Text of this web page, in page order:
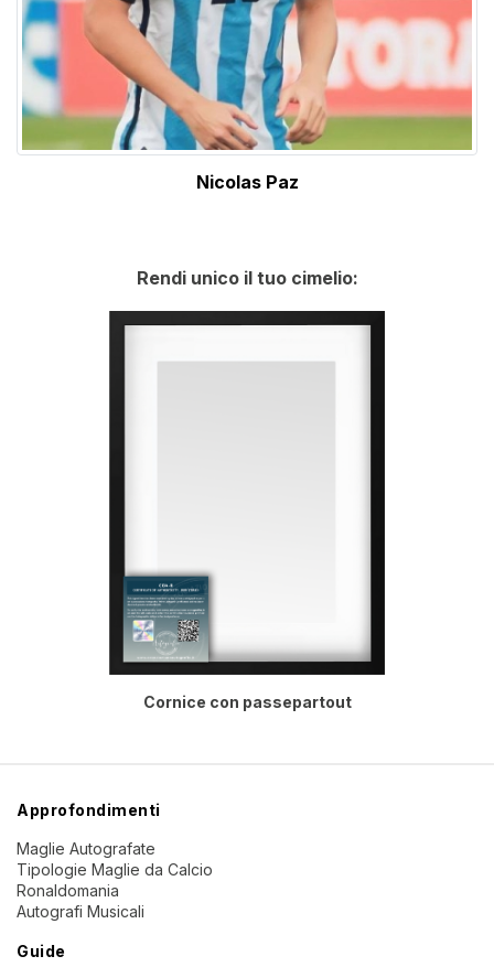
Nicolas Paz
Rendi unico il tuo cimelio:
Cornice con passepartout
Approfondimenti
Maglie Autografate
Tipologie Maglie da Calcio
Ronaldomania
Autografi Musicali
Guide